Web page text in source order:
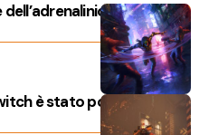
avventura
è stato posticipato a